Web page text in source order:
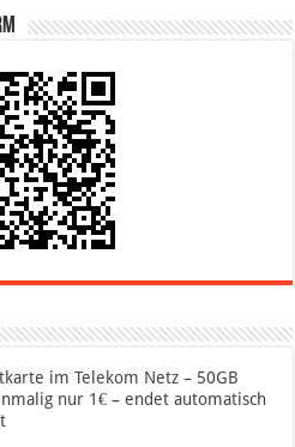
im Telekom Netz – 50GB
nur 1€ – endet automatisch